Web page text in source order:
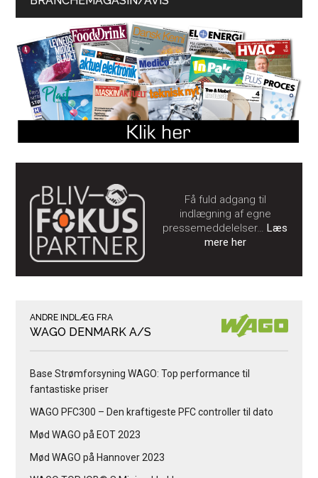
Få fuld adgang til
indlægning af egne
pressemeddelelser…Læs
mere her
ANDRE INDLÆG FRA
WAGO DENMARK A/S
Base Strømforsyning WAGO: Top performance til
fantastiske priser
WAGO PFC300 – Den kraftigeste PFC controller til dato
Mød WAGO på EOT 2023
Mød WAGO på Hannover 2023